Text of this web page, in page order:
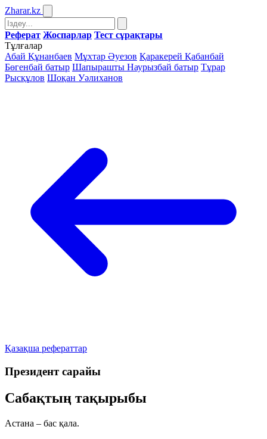
Zharar.kz
Реферат Жоспарлар Тест сұрақтары
Тұлғалар
Абай Құнанбаев Мұхтар Әуезов Қаракерей Қабанбай
Бөгенбай батыр Шапырашты Наурызбай батыр Тұрар
Рысқұлов Шоқан Уәлиханов
Қазақша рефераттар
Президент сарайы
Сабақтың тақырыбы
Астана – бас қала.